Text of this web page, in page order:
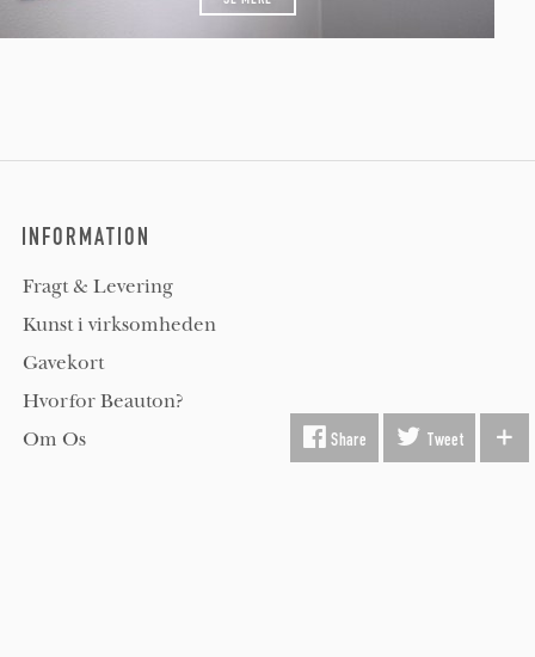
INFORMATION
Fragt & Levering
Kunst i virksomheden
Gavekort
Hvorfor Beauton?
Om Os
Share Tweet